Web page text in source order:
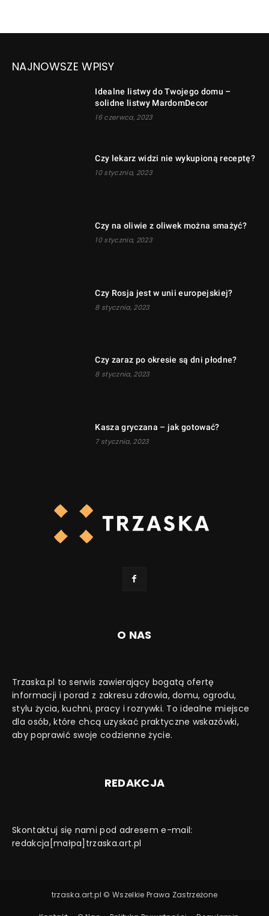
NAJNOWSZE WPISY
Idealne listwy do Twojego domu –
solidne listwy MardomDecor
16 czerwca, 2023
Czy lekarz widzi nie wykupioną receptę?
10 stycznia, 2023
Czy na oliwie z oliwek można smażyć?
10 stycznia, 2023
Czy Rosja jest w unii europejskiej?
8 stycznia, 2023
Czy zaraz po okresie są dni płodne?
8 stycznia, 2023
Kasza gryczana – jak gotować?
7 stycznia, 2023
O NAS
Trzaska.pl to serwis zawierający bogatą ofertę
informacji i porad z zakresu zdrowia, domu, ogrodu,
stylu życia, kuchni, pracy i rozrywki. To idealne miejsce
dla osób, które chcą uzyskać praktyczne wskazówki,
aby poprawić swoje codzienne życie.
REDAKCJA
Skontaktuj się nami pod adresem e-mail:
redakcja[małpa]trzaska.art.pl
trzaska.art.pl © Wszelkie Prawa Zastrzeżone